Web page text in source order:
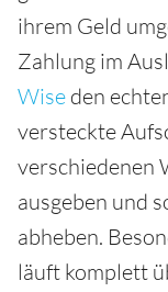
ihrem Geld
Zahlung im
Wise den
versteckte
verschiedenen
ausgeben und
abheben.
läuft komplett